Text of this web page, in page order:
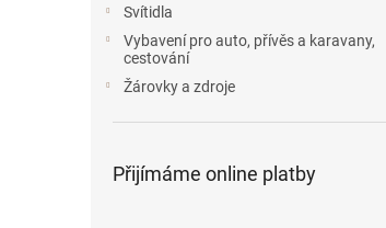
Svítidla
Vybavení pro auto, přívěs a karavany,
cestování
Žárovky a zdroje
Přijímáme online platby